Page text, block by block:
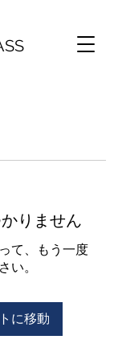
りません
て、もう一度
い。
に移動